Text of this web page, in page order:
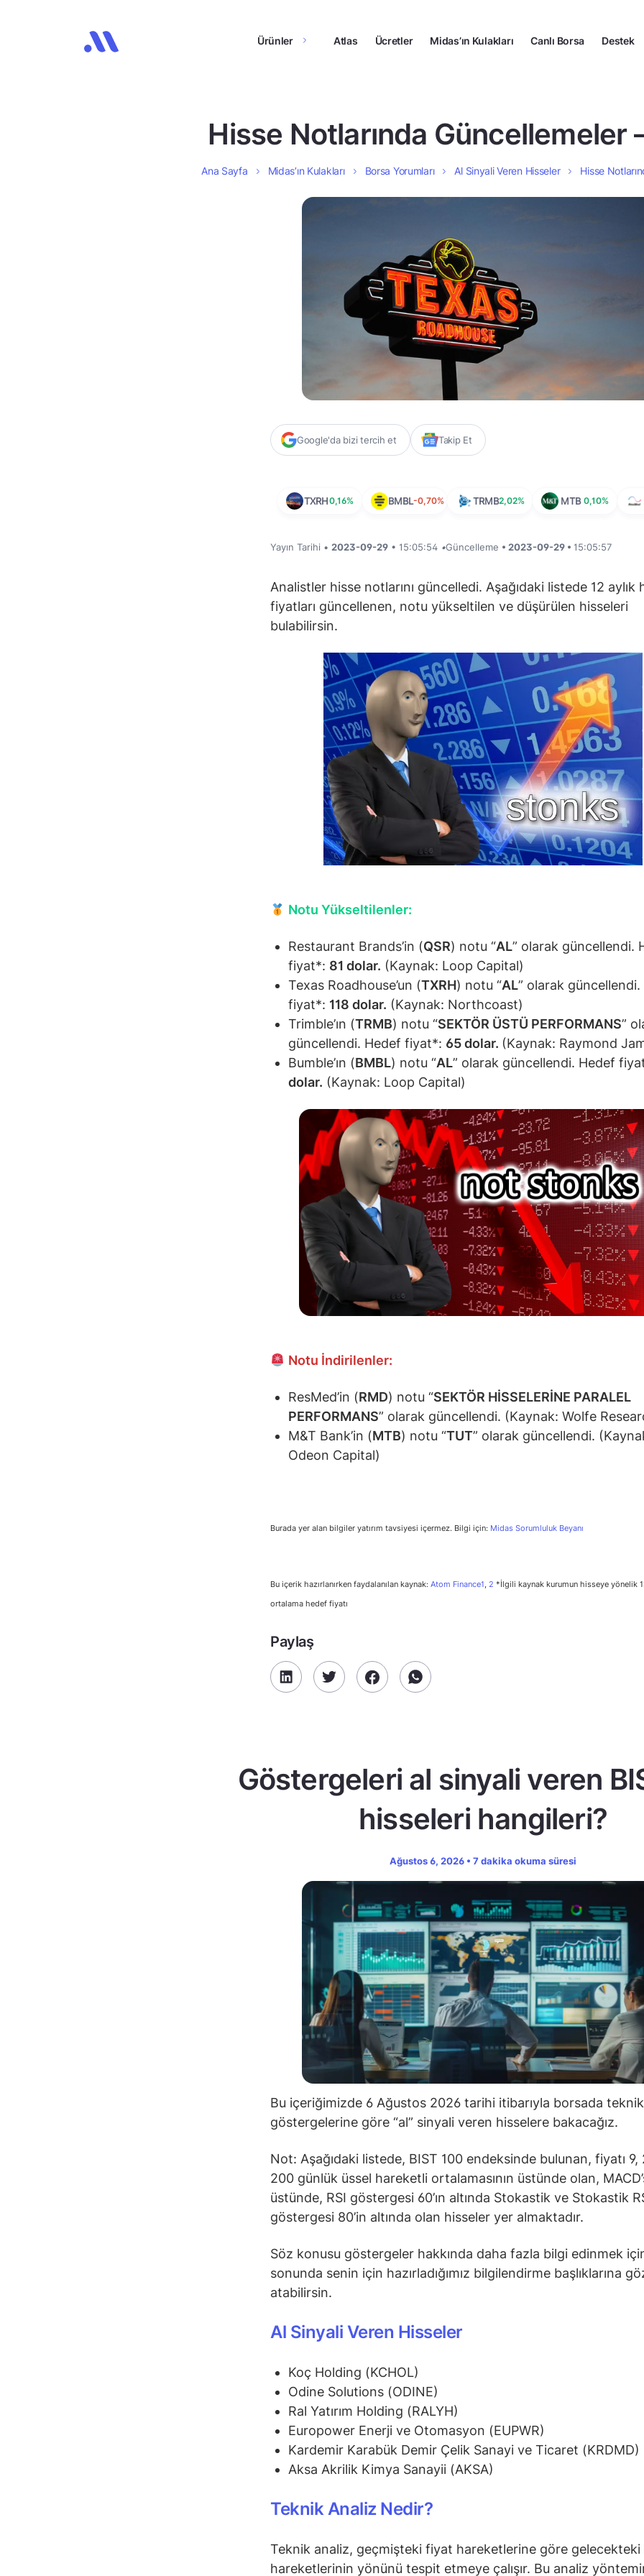
Ürünler Atlas Ücretler Midas’ın Kulakları Canlı Borsa Destek
Hisse Notlarında Güncellemeler
Ana Sayfa Midas’ın Kulakları Borsa Yorumları Al Sinyali Veren Hisseler Hisse
Google'da bizi tercih et Takip Et
TXRH0,16% BMBL-0,70% TRMB2,02% MTB 0,10%
Yayın Tarihi • 2023-09-29 • 15:05:54 •Güncelleme • 2023-09-29 • 15:05:57
Analistler hisse notlarını güncelledi. Aşağıdaki listede 12 aylık
fiyatları güncellenen, notu yükseltilen ve düşürülen hisseleri
bulabilirsin.
Notu Yükseltilenler:
Restaurant Brands’in (QSR) notu “AL” olarak güncellendi.
fiyat*: 81 dolar. (Kaynak: Loop Capital)
Texas Roadhouse’un (TXRH) notu “AL” olarak güncellendi.
fiyat*: 118 dolar. (Kaynak: Northcoast)
Trimble’ın (TRMB) notu “SEKTÖR ÜSTÜ PERFORMANS”
güncellendi. Hedef fiyat*: 65 dolar. (Kaynak: Raymond
Bumble’ın (BMBL) notu “AL” olarak güncellendi. Hedef
dolar. (Kaynak: Loop Capital)
Notu İndirilenler:
ResMed’in (RMD) notu “SEKTÖR HİSSELERİNE PARALEL
PERFORMANS” olarak güncellendi. (Kaynak: Wolfe
M&T Bank’in (MTB) notu “TUT” olarak güncellendi.
Odeon Capital)
Burada yer alan bilgiler yatırım tavsiyesi içermez. Bilgi için: Midas Sorumluluk Beyanı
Bu içerik hazırlanırken faydalanılan kaynak: Atom Finance1, 2 *İlgili kaynak kurumun hisseye yönelik
ortalama hedef fiyatı
Paylaş
Göstergeleri al sinyali veren
hisseleri hangileri?
Ağustos 6, 2026 • 7 dakika okuma süresi
Bu içeriğimizde 6 Ağustos 2026 tarihi itibarıyla borsada teknik
göstergelerine göre “al” sinyali veren hisselere bakacağız.
Not: Aşağıdaki listede, BIST 100 endeksinde bulunan, fiyatı 9,
200 günlük üssel hareketli ortalamasının üstünde olan,
üstünde, RSI göstergesi 60’ın altında Stokastik ve Stokastik
göstergesi 80’in altında olan hisseler yer almaktadır.
Söz konusu göstergeler hakkında daha fazla bilgi edinmek için
sonunda senin için hazırladığımız bilgilendirme başlıklarına
atabilirsin.
Al Sinyali Veren Hisseler
Koç Holding (KCHOL)
Odine Solutions (ODINE)
Ral Yatırım Holding (RALYH)
Europower Enerji ve Otomasyon (EUPWR)
Kardemir Karabük Demir Çelik Sanayi ve Ticaret (KRDMD)
Aksa Akrilik Kimya Sanayii (AKSA)
Teknik Analiz Nedir?
Teknik analiz, geçmişteki fiyat hareketlerine göre
hareketlerinin yönünü tespit etmeye çalışır. Bu analiz